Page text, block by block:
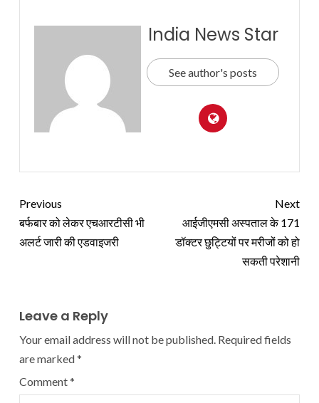
India News Star
See author's posts
Previous
बर्फबार को लेकर एचआरटीसी भी
अलर्ट जारी की एडवाइजरी
Next
आईजीएमसी अस्पताल के 171
डॉक्टर छुट्टियों पर मरीजों को हो
सकती परेशानी
Leave a Reply
Your email address will not be published. Required fields
are marked*
Comment*